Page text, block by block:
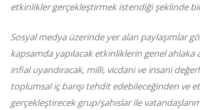
etkinlikler gerçekleştirmek istendiği şeklinde
Sosyal medya üzerinde yer alan paylaşımlar
kapsamda yapılacak etkinliklerin genel ahlaka
infial uyandıracak, milli, vicdani ve insani
toplumsal iç barışı tehdit edebileceğinden ve
gerçekleştirecek grup/şahıslar ile